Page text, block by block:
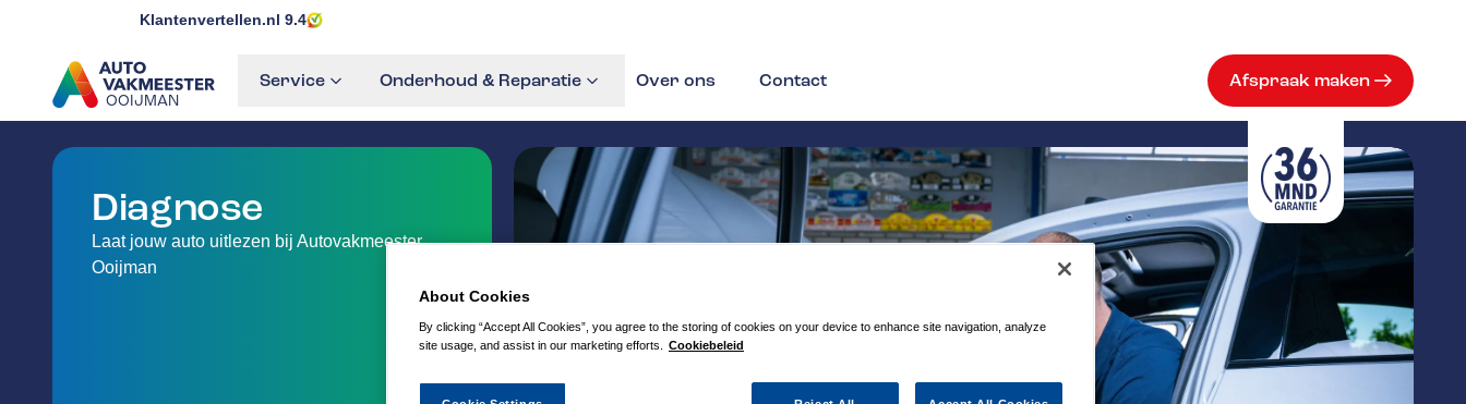
Klantenvertellen.nl 9.4
OOIJMAN
GA NAAR DE HOMEPAGINA
Service Onderhoud & Reparatie Over ons Contact Afspraak maken
Diagnose
Laat jouw auto uitlezen bij Autovakmeester
Ooijman
About Cookies
By clicking “Accept All Cookies”, you agree to the storing of cookies on your device to enhance site navigation, analyze
site usage, and assist in our marketing efforts.
Cookiebeleid